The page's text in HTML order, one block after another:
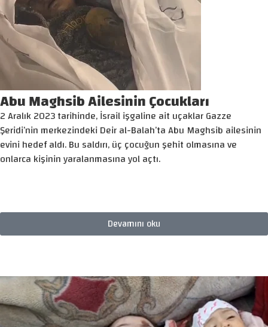
Abu Maghsib Ailesinin Çocukları
2 Aralık 2023 tarihinde, İsrail işgaline ait uçaklar Gazze
Şeridi’nin merkezindeki Deir al-Balah’ta Abu Maghsib ailesinin
evini hedef aldı. Bu saldırı, üç çocuğun şehit olmasına ve
onlarca kişinin yaralanmasına yol açtı.
Devamını oku